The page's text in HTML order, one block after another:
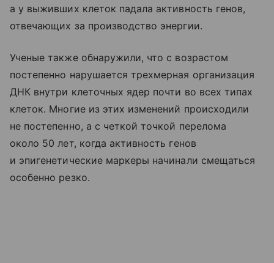
а у выживших клеток падала активность генов,
отвечающих за производство энергии.
Ученые также обнаружили, что с возрастом
постепенно нарушается трехмерная организация
ДНК внутри клеточных ядер почти во всех типах
клеток. Многие из этих изменений происходили
не постепенно, а с четкой точкой перелома
около 50 лет, когда активность генов
и эпигенетические маркеры начинали смещаться
особенно резко.